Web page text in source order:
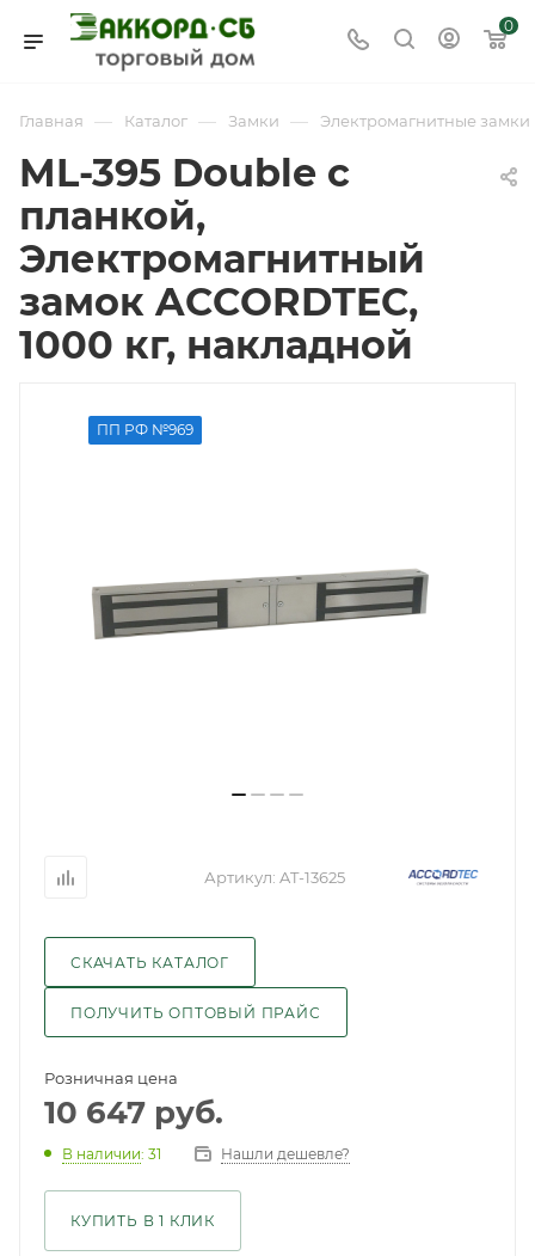
0
Главная — Каталог — Замки — Электромагнитные замки
ML-395 Double с
планкой,
Электромагнитный
замок ACCORDTEC,
1000 кг, накладной
ПП РФ №969
Артикул: AT-13625
СКАЧАТЬ КАТАЛОГ
ПОЛУЧИТЬ ОПТОВЫЙ ПРАЙС
Розничная цена
10 647 руб.
В наличии: 31 Нашли дешевле?
КУПИТЬ В 1 КЛИК